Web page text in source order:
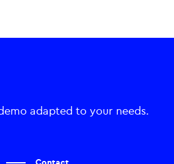
adapted to your needs.